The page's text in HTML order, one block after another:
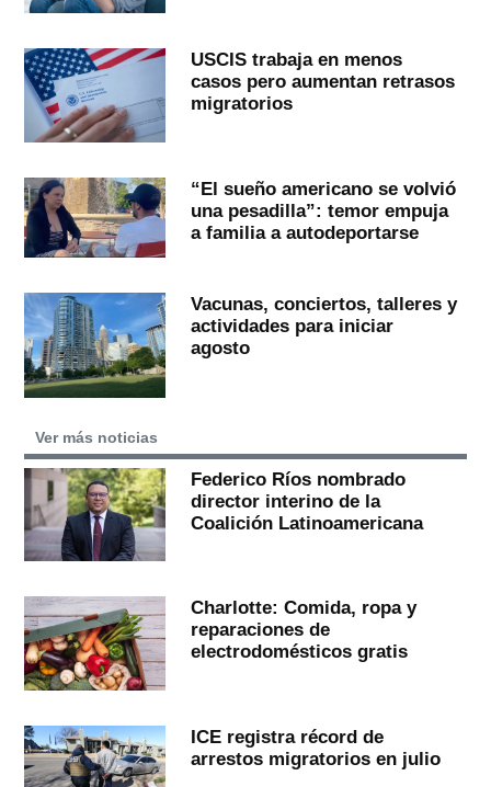
USCIS trabaja en menos
casos pero aumentan retrasos
migratorios
“El sueño americano se volvió
una pesadilla”: temor empuja
a familia a autodeportarse
Vacunas, conciertos, talleres y
actividades para iniciar
agosto
Ver más noticias
Federico Ríos nombrado
director interino de la
Coalición Latinoamericana
Charlotte: Comida, ropa y
reparaciones de
electrodomésticos gratis
ICE registra récord de
arrestos migratorios en julio